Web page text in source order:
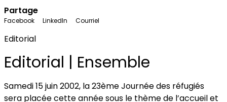
Partage
Facebook LinkedIn Courriel
Editorial
Editorial | Ensemble
Samedi 15 juin 2002, la 23ème Journée des réfugiés
sera placée cette année sous le thème de l’accueil et